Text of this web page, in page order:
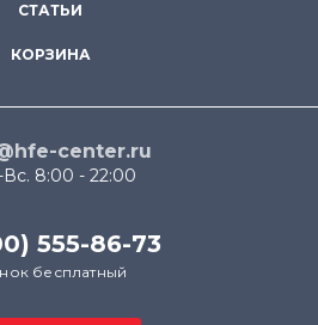
СТАТЬИ
КОРЗИНА
center.ru
8:00 - 22:00
555-86-73
бесплатный